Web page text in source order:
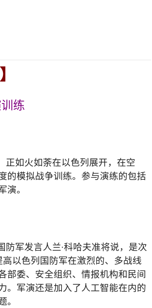
练
正如火如荼在以色列展开，在空
的模拟战争训练。参与演练的包括
。
军发言人兰·科哈夫准将说，是次
以色列国防军在激烈的、多战线
部委、安全组织、情报机构和民间
。军演还是加入了人工智能在内的